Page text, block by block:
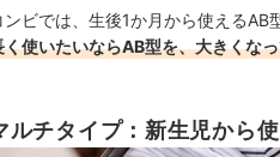
ンビでは、生後1か月から使えるAB
く使いたいならAB型を、大きくな
ルチタイプ：新生児から